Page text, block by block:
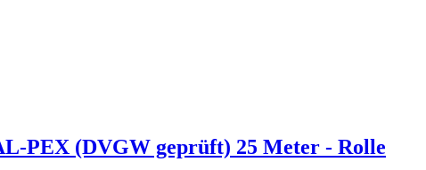
PEX (DVGW geprüft) 25 Meter - Rolle